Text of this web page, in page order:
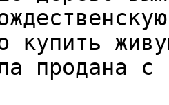
купить
продана с